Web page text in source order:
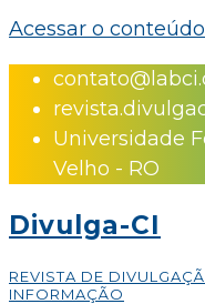
Acessar o conteúdo
Skip
contentUniversidade
Velho - RO
Divulga-CI
REVISTA DE
INFORMAÇÃO